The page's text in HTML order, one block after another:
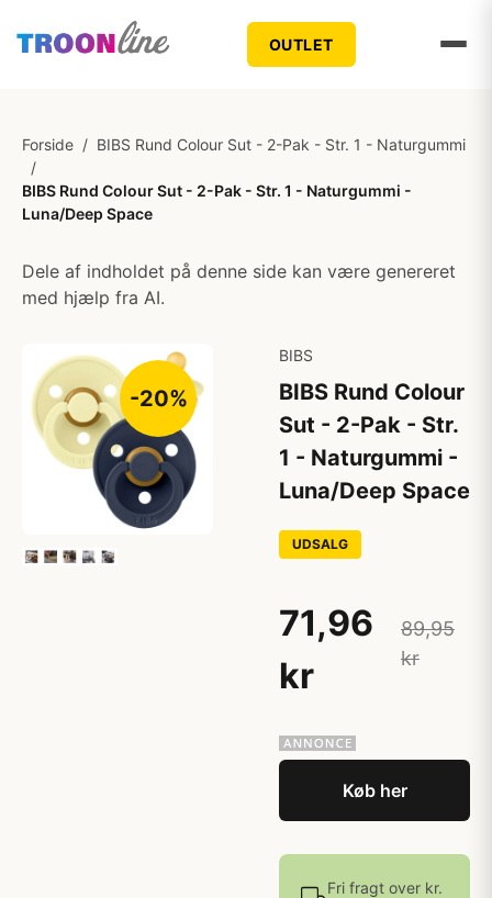
OUTLET
Forside / BIBS Rund Colour Sut - 2-Pak - Str. 1 - Naturgummi
/
BIBS Rund Colour Sut - 2-Pak - Str. 1 - Naturgummi -
Luna/Deep Space
Dele af indholdet på denne side kan være genereret
med hjælp fra AI.
-20%
BIBS
BIBS Rund Colour
Sut - 2-Pak - Str.
1 - Naturgummi -
Luna/Deep Space
UDSALG
71,96
kr
89,95
kr
Køb her
Fri fragt over kr.